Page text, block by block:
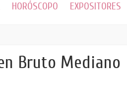
HORÓSCOPO EXPOSITORES
Bruto Mediano